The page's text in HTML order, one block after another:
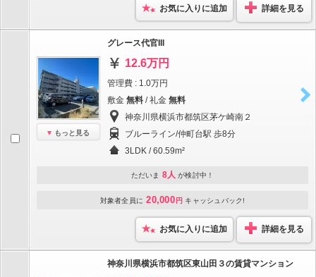
お気に入りに追加 詳細を見る
もっと見る
グレース代官III
12.6万円
管理費 : 1.0万円
敷金 無料 / 礼金 無料
神奈川県横浜市都筑区茅ケ崎南２
ブルーライン/仲町台駅 歩8分
3LDK / 60.59m²
ただいま 8人 が検討中！
対象者全員に 20,000 円 キャッシュバック!
お気に入りに追加 詳細を見る
神奈川県横浜市都筑区東山田３の賃貸マンション